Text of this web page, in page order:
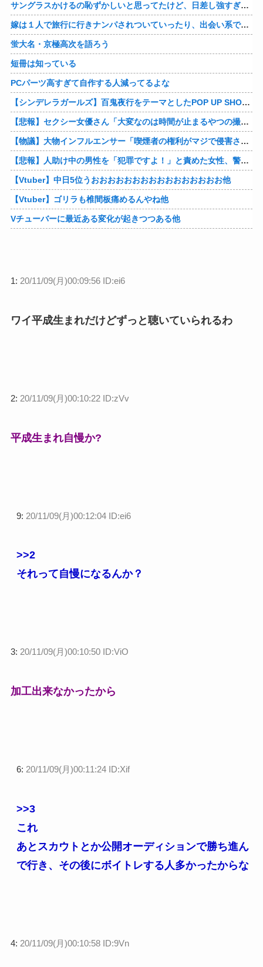
サングラスかけるの恥ずかしいと思ってたけど、日差し強すぎてサングラスかけ始めたわ
嫁は１人で旅行に行きナンパされついていったり、出会い系で知り合った男と会ったりした。しかも酔っていて避妊もしてなかった。そしてやはり自分には夫しかいないと思ったんだとｗ
蛍大名・京極高次を語ろう
短冊は知っている
PCパーツ高すぎて自作する人減ってるよな
【シンデレラガールズ】百鬼夜行をテーマとしたPOP UP SHOPが東京・大阪にて開催
【悲報】セクシー女優さん「大変なのは時間が止まるやつの撮影」←ばらしてしまうｗ
【物議】大物インフルエンサー「喫煙者の権利がマジで侵害されてる。いくら税金払ってるんだ」他
【悲報】人助け中の男性を「犯罪ですよ！」と責めた女性、警察が来た瞬間逃げる他
【Vtuber】中日5位うおおおおおおおおおおおおおおおお他
【Vtuber】ゴリラも椎間板痛めるんやね他
Vチューバーに最近ある変化が起きつつある他
1: 20/11/09(月)00:09:56 ID:ei6
ワイ平成生まれだけどずっと聴いていられるわ
2: 20/11/09(月)00:10:22 ID:zVv
平成生まれ自慢か?
9: 20/11/09(月)00:12:04 ID:ei6
>>2
それって自慢になるんか？
3: 20/11/09(月)00:10:50 ID:ViO
加工出来なかったから
6: 20/11/09(月)00:11:24 ID:Xif
>>3
これ
あとスカウトとか公開オーディションで勝ち進ん
で行き、その後にボイトレする人多かったからな
4: 20/11/09(月)00:10:58 ID:9Vn